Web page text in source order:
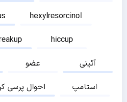
hexylresorcinol
hiccup
عضو
آئینی
احوال پرسی
استامپ